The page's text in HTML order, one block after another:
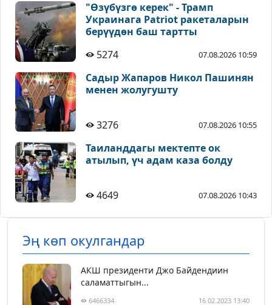
"Өзүбүзгө керек" - Трамп
Украинага Patriot ракеталарын
берүүдөн баш тартты
5274
07.08.2026 10:59
Садыр Жапаров Никол Пашинян
менен жолугушту
3276 07.08.2026 10:55
Таиланддагы мектепте ок
атылып, үч адам каза болду
4649 07.08.2026 10:43
Эң көп окулгандар
АКШ президенти Джо Байдендиин
саламаттыгын...
6466334 16.02.2023 13:40